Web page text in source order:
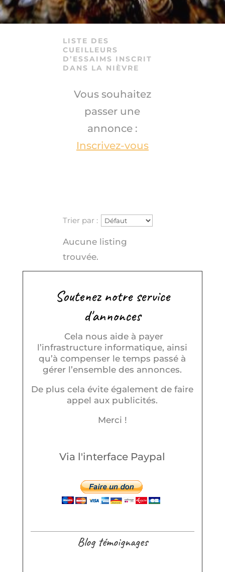
LISTE DES
CUEILLEURS
D’ESSAIMS INSCRIT
DANS LA NIÈVRE
Vous souhaitez
passer une
annonce :
Inscrivez-vous
Trier par :
Aucune listing
trouvée.
Soutenez notre service
d'annonces
Cela nous aide à payer
l’infrastructure informatique, ainsi
qu’à compenser le temps passé à
gérer l’ensemble des annonces.
De plus cela évite également de faire
appel aux publicités.
Merci !
Via l'interface Paypal
Blog témoignages